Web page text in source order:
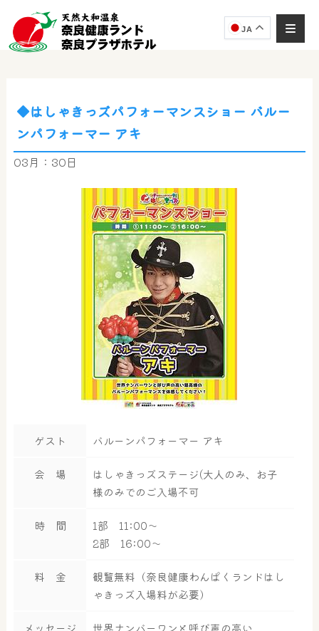
JA
◆はしゃきっズパフォーマンスショー バルー
ンパフォーマー アキ
03月：30日
ゲスト バルーンパフォーマー アキ
会 場
はしゃきっズステージ(大人のみ、お子
様のみでのご入場不可
時 間
1部 11:00～
2部 16:00～
料 金
観覧無料（奈良健康わんぱくランドはし
ゃきっズ入場料が必要）
メッセージ
世界ナンバーワンと呼び声の高い
AIコンシェルジュ
ご質問をお伺いします。